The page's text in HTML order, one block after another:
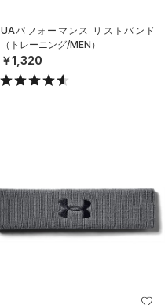
UAパフォーマンス リストバンド
（トレーニング/MEN）
￥1,320